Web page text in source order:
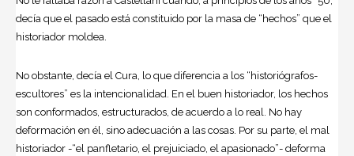
decía que el pasado está constituido por la masa de “hechos” que el
historiador moldea.
No obstante, decía el Cura, lo que diferencia a los “historiógrafos-
escultores” es la intencionalidad. En el buen historiador, los hechos
son conformados, estructurados, de acuerdo a lo real. No hay
deformación en él, sino adecuación a las cosas. Por su parte, el mal
historiador -“el panfletario, el prejuiciado, el apasionado”- deforma